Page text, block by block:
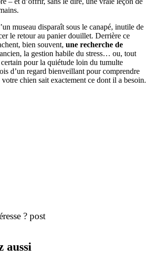
museau disparaît sous le canapé, inutile de
le retour au panier douillet. Derrière ce
bien souvent, une recherche de
la gestion habile du stress… ou, tout
pour la quiétude loin du tumulte
d’un regard bienveillant pour comprendre
chien sait exactement ce dont il a besoin.
? post
aussi